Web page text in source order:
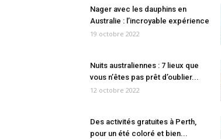
Nager avec les dauphins en
Australie : l’incroyable expérience
19 octobre 2022
Nuits australiennes : 7 lieux que
vous n’êtes pas prêt d’oublier...
12 octobre 2022
Des activités gratuites à Perth,
pour un été coloré et bien...